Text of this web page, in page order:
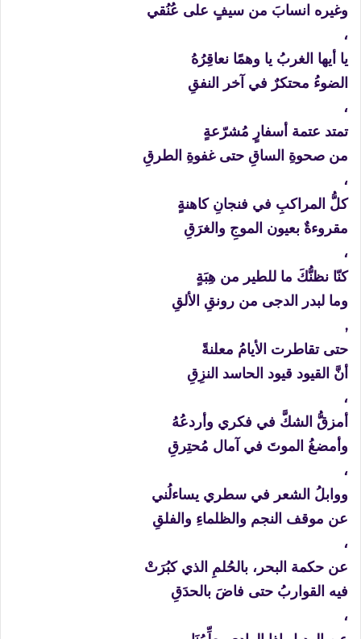
وغيره انسابَ من سيفٍ على عُنُقي
،
يا أيها الغربُ يا وهمًا نعاقِرُهُ
الضوءُ محتكرٌ في آخر النفقِ
،
تمتد عتمة أسفارٍ مُشرّعةٍ
من صحوةِ الساقِ حتى غفوةِ الطرقِ
،
كلُّ المراكبِ في فنجانِ كاهنةٍ
مقروءةٌ بعيون الموجِ والغرَقِ
،
كنّا نظنُّكَ ما للطير من هِبَةٍ
وما لبدر الدجى من رونقِ الألقِ
,
حتى تقاطرت الأيامُ معلنةً
أنَّ القيود قيود الحاسد النزِقِ
،
أمزقُّ الشكَّ في فكري وأردعُهُ
وأمضغُ الموتَ في آمال مُحتِرقِ
،
ووابلُ الشعر في سطري يساءلُني
عن موقف النجم والظلماءِ والفلقِ
،
عن حكمة البحر، بالحُلمِ الذي كبُرَتْ
فيه القواربُ حتى فاضَ بالحدَقِ
،